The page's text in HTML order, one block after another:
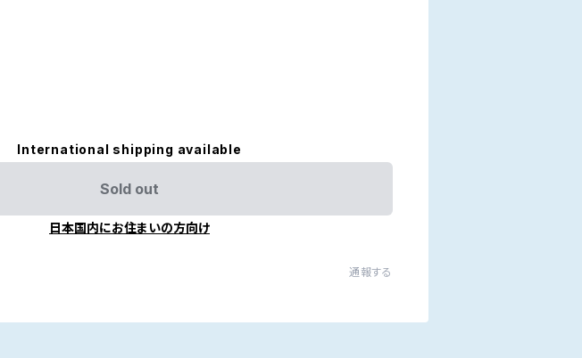
International shipping available
Sold out
日本国内にお住まいの方向け
通報する